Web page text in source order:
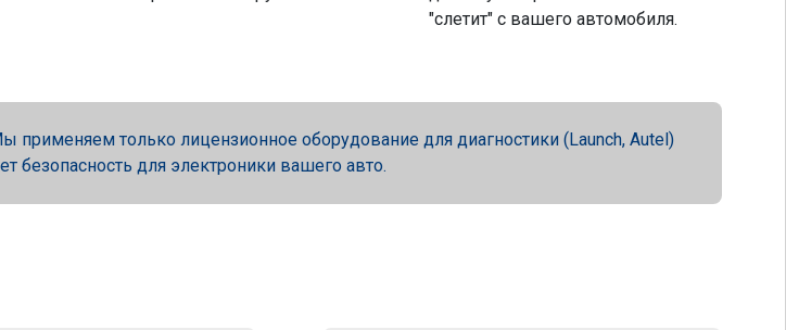
"слетит" с вашего автомобиля.
только лицензионное оборудование для диагностики (Launch, Autel)
безопасность для электроники вашего авто.